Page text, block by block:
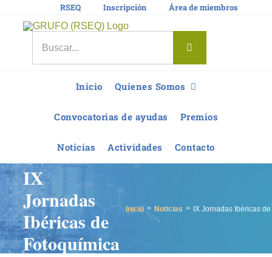
RSEQ Inscripción Área de miembros
Inicio Quienes Somos
Convocatorias de ayudas Premios
Noticias Actividades Contacto
IX
Jornadas
Ibéricas de
Fotoquímica
Inicio Noticias IX Jornadas Ibéricas